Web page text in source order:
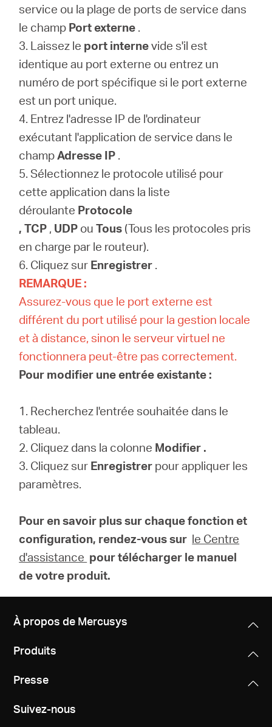
service ou la plage de ports de service dans
le champ Port externe .
3. Laissez le port internevide s'il est
identique au port externe ou entrez un
numéro de port spécifique si le port externe
est un port unique.
4. Entrez l'adresse IP de l'ordinateur
exécutant l'application de service dans le
champAdresse IP .
5. Sélectionnez le protocole utilisé pour
cette application dans la liste
déroulante Protocole
,TCP , UDP ouTous (Tous les protocoles pris
en charge par le routeur).
6. Cliquez sur Enregistrer .
REMARQUE :
Assurez-vous que le port externe est
différent du port utilisé pour la gestion locale
et à distance, sinon le serveur virtuel ne
fonctionnera peut-être pas correctement.
Pour modifier une entrée existante :
1. Recherchez l'entrée souhaitée dans le
tableau.
2. Cliquez dans la colonne Modifier .
3. Cliquez sur Enregistrer pour appliquer les
paramètres.
Pour en savoir plus sur chaque fonction et
configuration, rendez-vous sur le Centre
d'assistance pour télécharger le manuel
de votre produit.
À propos de Mercusys
Produits
Presse
Suivez-nous